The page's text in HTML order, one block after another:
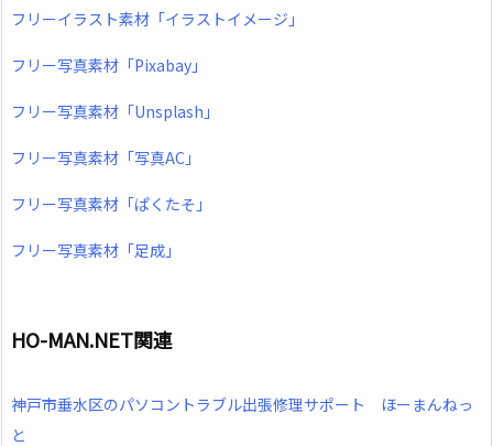
フリーイラスト素材「イラストイメージ」
フリー写真素材「Pixabay」
フリー写真素材「Unsplash」
フリー写真素材「写真AC」
フリー写真素材「ぱくたそ」
フリー写真素材「足成」
HO-MAN.NET関連
神戸市垂水区のパソコントラブル出張修理サポート ほーまんねっ
と